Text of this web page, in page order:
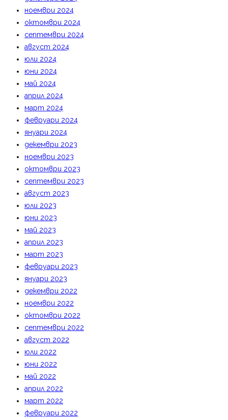
ноември 2024
октомври 2024
септември 2024
август 2024
юли 2024
юни 2024
май 2024
април 2024
март 2024
февруари 2024
януари 2024
декември 2023
ноември 2023
октомври 2023
септември 2023
август 2023
юли 2023
юни 2023
май 2023
април 2023
март 2023
февруари 2023
януари 2023
декември 2022
ноември 2022
октомври 2022
септември 2022
август 2022
юли 2022
юни 2022
май 2022
април 2022
март 2022
февруари 2022